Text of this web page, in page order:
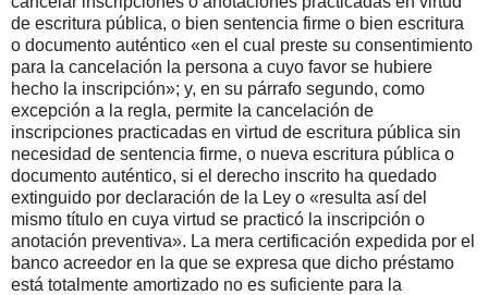
de escritura pública, o bien sentencia firme o bien escritura
o documento auténtico «en el cual preste su consentimiento
para la cancelación la persona a cuyo favor se hubiere
hecho la inscripción»; y, en su párrafo segundo, como
excepción a la regla, permite la cancelación de
inscripciones practicadas en virtud de escritura pública sin
necesidad de sentencia firme, o nueva escritura pública o
documento auténtico, si el derecho inscrito ha quedado
extinguido por declaración de la Ley o «resulta así del
mismo título en cuya virtud se practicó la inscripción o
anotación preventiva». La mera certificación expedida por el
banco acreedor en la que se expresa que dicho préstamo
está totalmente amortizado no es suficiente para la